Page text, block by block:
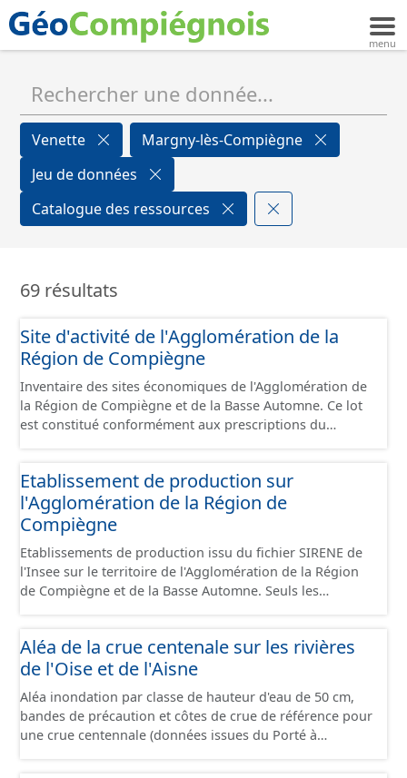
Venette
Margny-lès-Compiègne
Jeu de données
Catalogue des ressources
69 résultats
Site d'activité de l'Agglomération de la
Région de Compiègne
Inventaire des sites économiques de l'Agglomération de
la Région de Compiègne et de la Basse Automne. Ce lot
est constitué conformément aux prescriptions du
Etablissement de production sur
l'Agglomération de la Région de
Compiègne
Etablissements de production issu du fichier SIRENE de
l'Insee sur le territoire de l'Agglomération de la Région
de Compiègne et de la Basse Automne. Seuls les
et structurés conformément aux prescriptions du
standard CNIG Sites Economiques. Ce lot ne contient pas
jour. Il est filtré au-delà des prescriptions du CNIG se
limitant aux SCI.
Aléa de la crue centenale sur les rivières
de l'Oise et de l'Aisne
Aléa inondation par classe de hauteur d'eau de 50 cm,
bandes de précaution et côtes de crue de référence pour
une crue centennale (données issues du Porté à